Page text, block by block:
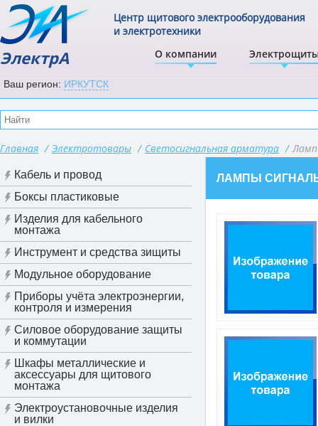
ЭлектрА О компании
Центр щитового электрооборудования
и электротехники
Ваш регион: ИРКУТСК
Главная / Электротовары / Светосигнальная арматура /
Кабель и провод
Боксы пластиковые
Изделия для кабельного
монтажа
Инструмент и средства зищиты
Модульное оборудование
Приборы учёта электроэнергии,
контроля и измерения
Силовое оборудование защиты
и коммутации
Шкафы металлические и
аксессуары для щитового
монтажа
Электроустановочные изделия
и вилки
ЛАМПЫ